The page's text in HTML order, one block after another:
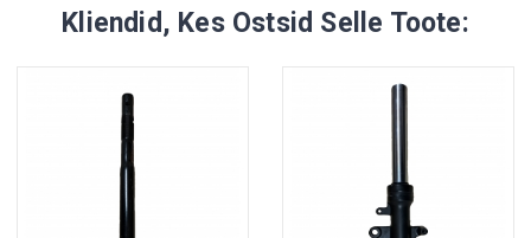
Kliendid, Kes Ostsid Selle Toote: